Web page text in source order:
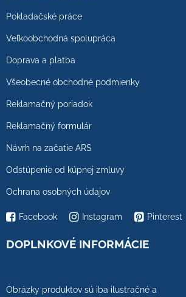
Pokladačské práce
Veľkoobchodná spolupráca
Doprava a platba
Všeobecné obchodné podmienky
Reklamačný poriadok
Reklamačný formulár
Návrh na začatie ARS
Odstúpenie od kúpnej zmluvy
Ochrana osobných údajov
Facebook Instagram Pinterest
DOPLNKOVÉ INFORMÁCIE
Obrázky produktov sú iba ilustračné a